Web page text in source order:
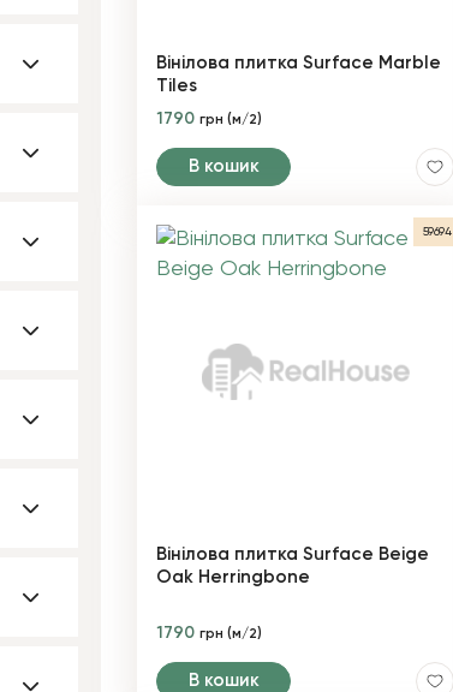
Вінілова плитка Surface Marble
Tiles
1790 грн (м/2)
В кошик
59694
Вінілова плитка Surface Beige
Oak Herringbone
1790 грн (м/2)
В кошик